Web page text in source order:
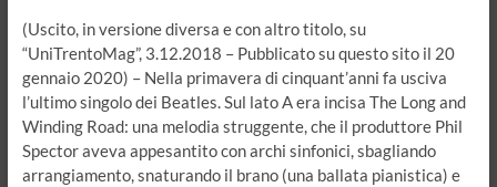
(Uscito, in versione diversa e con altro titolo, su
“UniTrentoMag”, 3.12.2018 – Pubblicato su questo sito il 20
gennaio 2020) – Nella primavera di cinquant’anni fa usciva
l’ultimo singolo dei Beatles. Sul lato A era incisa The Long and
Winding Road: una melodia struggente, che il produttore Phil
Spector aveva appesantito con archi sinfonici, sbagliando
arrangiamento, snaturando il brano (una ballata pianistica) e